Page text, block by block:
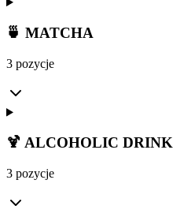
🍵 MATCHA
3 pozycje
🍹 ALCOHOLIC
3 pozycje